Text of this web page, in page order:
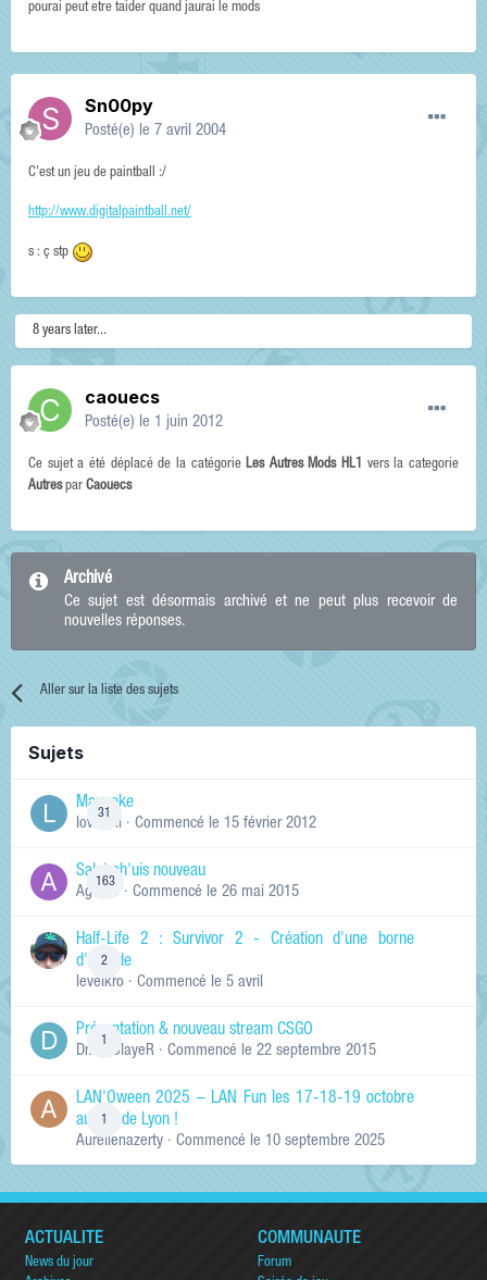
pourai peut etre taider quand jaurai le mods
Sn00py
Posté(e) le 7 avril 2004
C'est un jeu de paintball :/
http://www.digitalpaintball.net/
s : ç stp
8 years later...
caouecs
Posté(e) le 1 juin 2012
Ce sujet a été déplacé de la catégorieLes Autres Mods HL1 vers la categorie
Autrespar Caouecs
Archivé
Ce sujet est désormais archivé et ne peut plus recevoir de
nouvelles réponses.
Aller sur la liste des sujets
Sujets
31
Manneke
lowskill · Commencé le 15 février 2012
163
Salut ch'uis nouveau
Ag0Nie · Commencé le 26 mai 2015
2
Half-Life 2 : Survivor 2 - Création d'une borne
d'arcade
levelkro · Commencé le 5 avril
Présentation & nouveau stream CSGO
Dr.KinSlayeR · Commencé le 22 septembre 2015
LAN'Oween 2025 – LAN Fun les 17-18-19 octobre
au sud de Lyon !
Aurelienazerty · Commencé le 10 septembre 2025
ACTUALITÉ
News du jour
COMMUNAUTÉ
Forum